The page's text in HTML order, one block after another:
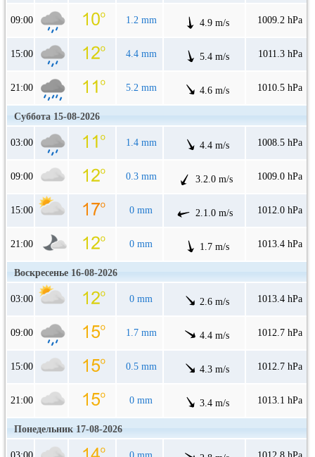
09:00 1.2 mm 4.9 m/s 1009.2 hPa
15:00 4.4 mm 5.4 m/s 1011.3 hPa
21:00 5.2 mm 4.6 m/s 1010.5 hPa
Суббота 15-08-2026
03:00 1.4 mm 4.4 m/s 1008.5 hPa
09:00 0.3 mm 3.2.0 m/s 1009.0 hPa
15:00 0 mm 2.1.0 m/s 1012.0 hPa
21:00 0 mm 1.7 m/s 1013.4 hPa
Воскресенье 16-08-2026
03:00 0 mm 2.6 m/s 1013.4 hPa
09:00 1.7 mm 4.4 m/s 1012.7 hPa
15:00 0.5 mm 4.3 m/s 1012.7 hPa
21:00 0 mm 3.4 m/s 1013.1 hPa
Понедельник 17-08-2026